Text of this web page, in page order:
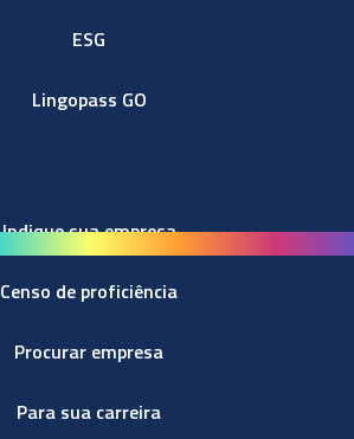
ESG
Lingopass GO
Indique sua empresa
Censo de proficiência
Procurar empresa
Para sua carreira